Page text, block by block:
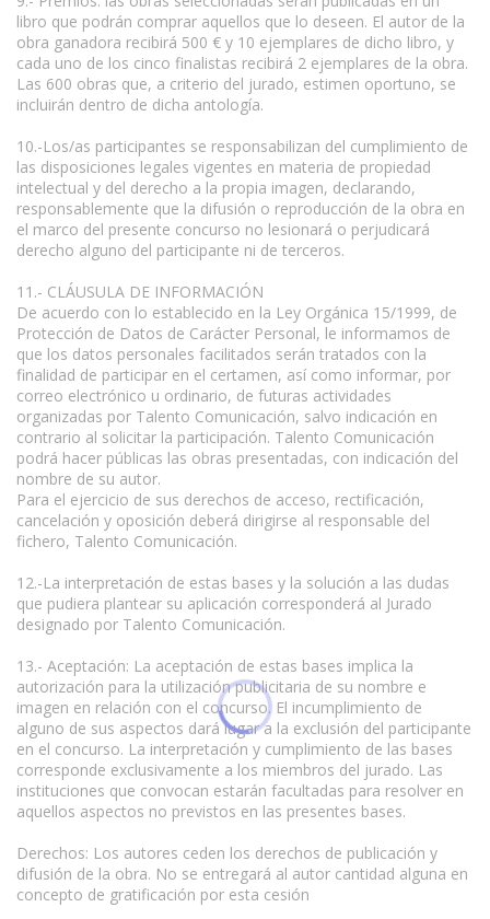
libro que podrán comprar aquellos que lo deseen. El autor de la
obra ganadora recibirá 500 € y 10 ejemplares de dicho libro, y
cada uno de los cinco finalistas recibirá 2 ejemplares de la obra.
Las 600 obras que, a criterio del jurado, estimen oportuno, se
incluirán dentro de dicha antología.
10.-Los/as participantes se responsabilizan del cumplimiento de
las disposiciones legales vigentes en materia de propiedad
intelectual y del derecho a la propia imagen, declarando,
responsablemente que la difusión o reproducción de la obra en
el marco del presente concurso no lesionará o perjudicará
derecho alguno del participante ni de terceros.
11.- CLÁUSULA DE INFORMACIÓN
De acuerdo con lo establecido en la Ley Orgánica 15/1999, de
Protección de Datos de Carácter Personal, le informamos de
que los datos personales facilitados serán tratados con la
finalidad de participar en el certamen, así como informar, por
correo electrónico u ordinario, de futuras actividades
organizadas por Talento Comunicación, salvo indicación en
contrario al solicitar la participación. Talento Comunicación
podrá hacer públicas las obras presentadas, con indicación del
nombre de su autor.
Para el ejercicio de sus derechos de acceso, rectificación,
cancelación y oposición deberá dirigirse al responsable del
fichero, Talento Comunicación.
12.-La interpretación de estas bases y la solución a las dudas
que pudiera plantear su aplicación corresponderá al Jurado
designado por Talento Comunicación.
13.- Aceptación: La aceptación de estas bases implica la
autorización para la utilización publicitaria de su nombre e
imagen en relación con el concurso. El incumplimiento de
alguno de sus aspectos dará lugar a la exclusión del participante
en el concurso. La interpretación y cumplimiento de las bases
corresponde exclusivamente a los miembros del jurado. Las
instituciones que convocan estarán facultadas para resolver en
aquellos aspectos no previstos en las presentes bases.
Derechos: Los autores ceden los derechos de publicación y
difusión de la obra. No se entregará al autor cantidad alguna en
concepto de gratificación por esta cesión